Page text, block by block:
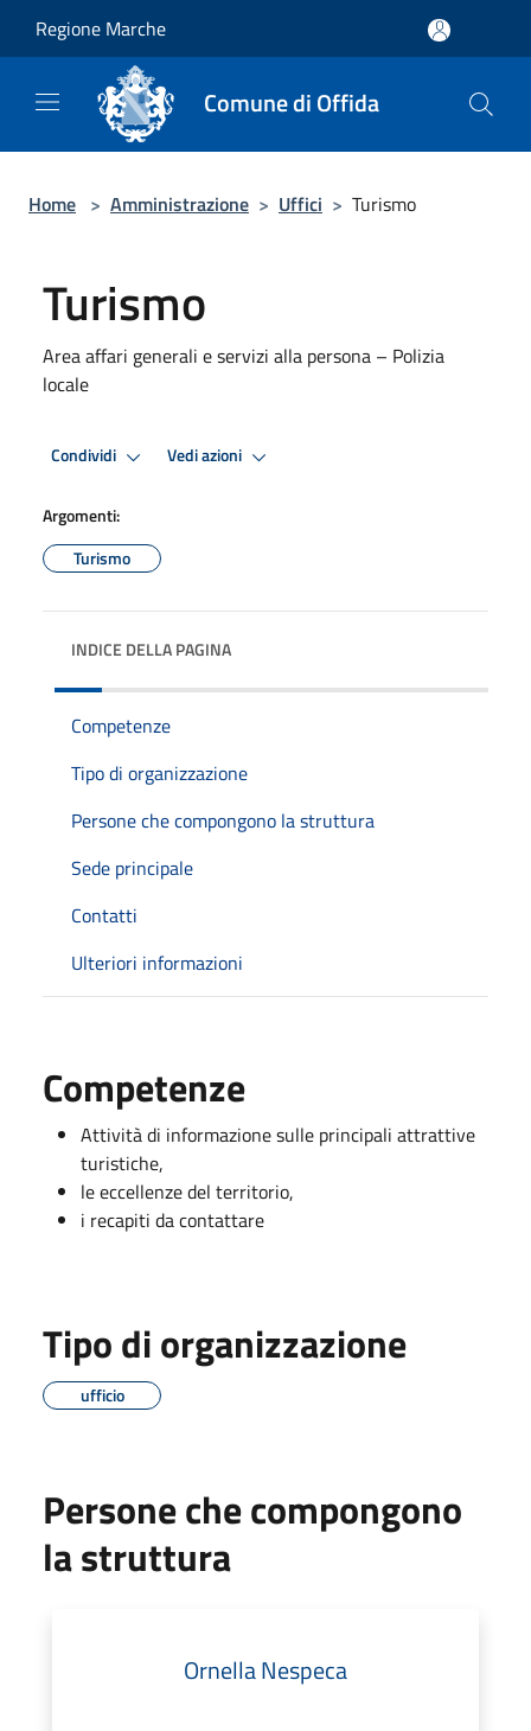
Regione Marche
Comune di Offida
Home > Amministrazione > Uffici > Turismo
Turismo
Area affari generali e servizi alla persona – Polizia
locale
Condividi Vedi azioni
Argomenti:
Turismo
INDICE DELLA PAGINA
Competenze
Tipo di organizzazione
Persone che compongono la struttura
Sede principale
Contatti
Ulteriori informazioni
Competenze
Attività di informazione sulle principali attrattive
turistiche,
le eccellenze del territorio,
i recapiti da contattare
Tipo di organizzazione
ufficio
Persone che compongono
la struttura
Ornella Nespeca